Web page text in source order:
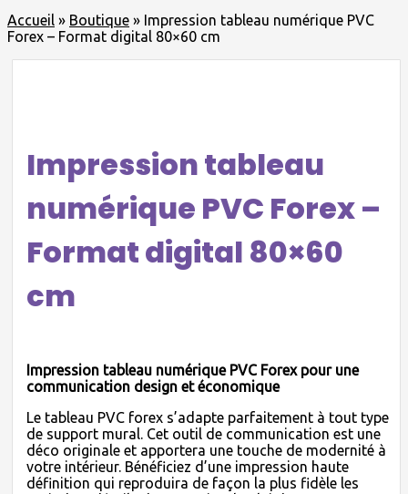
Accueil » Boutique » Impression tableau numérique PVC
Forex – Format digital 80×60 cm
Impression tableau
numérique PVC Forex –
Format digital 80×60
cm
Impression tableau numérique PVC Forex pour une
communication design et économique
Le tableau PVC forex s’adapte parfaitement à tout type
de support mural. Cet outil de communication est une
déco originale et apportera une touche de modernité à
votre intérieur. Bénéficiez d’une impression haute
définition qui reproduira de façon la plus fidèle les